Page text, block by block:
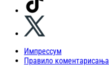
Импрессум
Правило коментарисања